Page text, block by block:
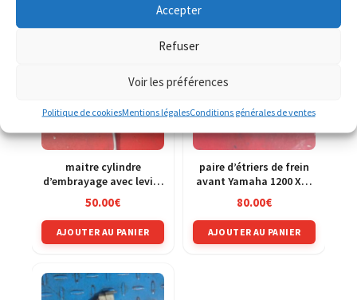
Accepter
Refuser
Voir les préférences
Politique de cookiesMentions légalesConditions générales de ventes
maitre cylindre
d’embrayage avec levier
Yamaha 1200 XJR 4pu
50.00€
AJOUTER AU PANIER
paire d’étriers de frein
avant Yamaha 1200 XJR
4pu
80.00€
AJOUTER AU PANIER